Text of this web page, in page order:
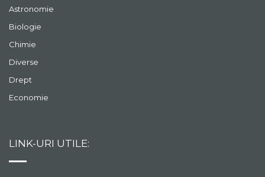
Astronomie
Biologie
Chimie
Diverse
Drept
Economie
LINK-URI UTILE: